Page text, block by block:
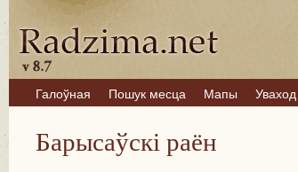
Галоўная Пошук месца Мапы Уваход
Барысаўскі раён